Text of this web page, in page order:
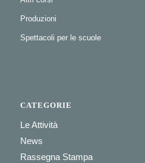
Produzioni
Spettacoli per le scuole
CATEGORIE
Le Attività
News
Rassegna Stampa